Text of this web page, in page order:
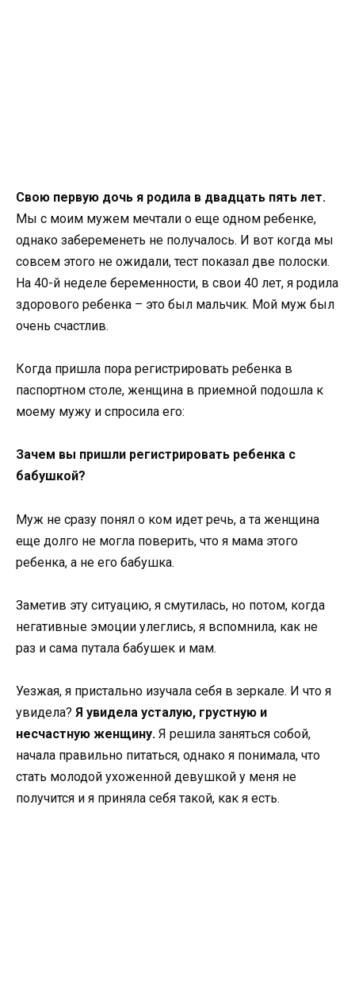
Свою первую дочь я родила в двадцать пять лет.
Мы с моим мужем мечтали о еще одном ребенке,
однако забеременеть не получалось. И вот когда мы
совсем этого не ожидали, тест показал две полоски.
На 40-й неделе беременности, в свои 40 лет, я родила
здорового ребенка – это был мальчик. Мой муж был
очень счастлив.
Когда пришла пора регистрировать ребенка в
паспортном столе, женщина в приемной подошла к
моему мужу и спросила его:
Зачем вы пришли регистрировать ребенка с
бабушкой?
Муж не сразу понял о ком идет речь, а та женщина
еще долго не могла поверить, что я мама этого
ребенка, а не его бабушка.
Заметив эту ситуацию, я смутилась, но потом, когда
негативные эмоции улеглись, я вспомнила, как не
раз и сама путала бабушек и мам.
Уезжая, я пристально изучала себя в зеркале. И что я
увидела? Я увидела усталую, грустную и
несчастную женщину. Я решила заняться собой,
начала правильно питаться, однако я понимала, что
стать молодой ухоженной девушкой у меня не
получится и я приняла себя такой, как я есть.